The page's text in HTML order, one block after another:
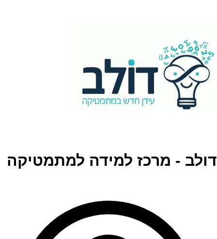
דולב - מרכז למידה למתמטיקה